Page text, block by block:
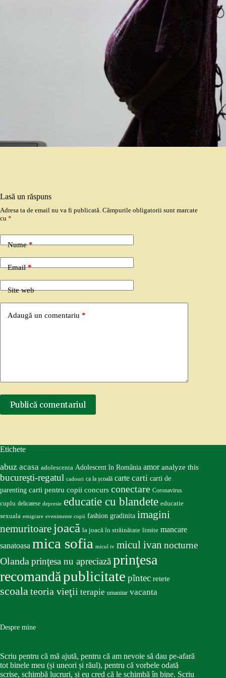
Lasă un răspuns
Adresa ta de email nu va fi publicată. Câmpurile obligatorii sunt marcate
cu *
Nume*
Email*
Site web
Adaugă un comentariu *
Publică comentariul
Etichete
abuz acasa adolescenta Adolescent în România amor analyze this
bucureşti-regatul cadouri ca la școală carte carti carti de
parenting carti pentru copii concurs conectare Coronavirus
cuplu delicatese depresie educatie cu blandete educatie
sexuala emigrare evenimente copii fashion gradinita imagini
nemuritoare joacă la joacă în străinătate limite mancare
sanatoasa mica sofia micul iv micul ivan nocturne
Olandaprinţesa nu apreciazăprinţesa
recomandăpublicitate pîntec retete
scoalateoria vieţii terapie umanitar vacanta
Despre mine
Scriu pentru că mă ajută, pentru că am nevoie să dau pe-afară
tot binele meu (și uneori și răul), pentru că vorbele odată
scrise, schimbă lucruri, și eu cred că le schimbă în bine. Scriu